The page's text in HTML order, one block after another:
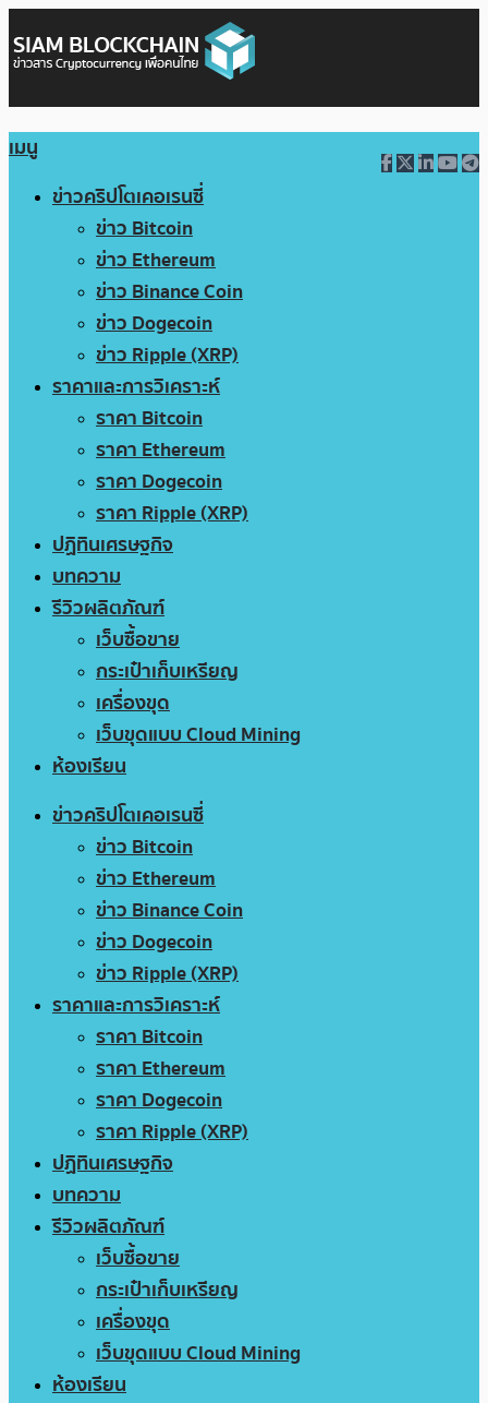
เมนู
ข่าวคริปโตเคอเรนซี่
ข่าว Bitcoin
ข่าว Ethereum
ข่าว Binance Coin
ข่าว Dogecoin
ข่าว Ripple (XRP)
ราคาและการวิเคราะห์
ราคา Bitcoin
ราคา Ethereum
ราคา Dogecoin
ราคา Ripple (XRP)
ปฏิทินเศรษฐกิจ
บทความ
รีวิวผลิตภัณฑ์
เว็บซื้อขาย
กระเป๋าเก็บเหรียญ
เครื่องขุด
เว็บขุดแบบ Cloud Mining
ห้องเรียน
ข่าวคริปโตเคอเรนซี่
ข่าว Bitcoin
ข่าว Ethereum
ข่าว Binance Coin
ข่าว Dogecoin
ข่าว Ripple (XRP)
ราคาและการวิเคราะห์
ราคา Bitcoin
ราคา Ethereum
ราคา Dogecoin
ราคา Ripple (XRP)
ปฏิทินเศรษฐกิจ
บทความ
รีวิวผลิตภัณฑ์
เว็บซื้อขาย
กระเป๋าเก็บเหรียญ
เครื่องขุด
เว็บขุดแบบ Cloud Mining
ห้องเรียน